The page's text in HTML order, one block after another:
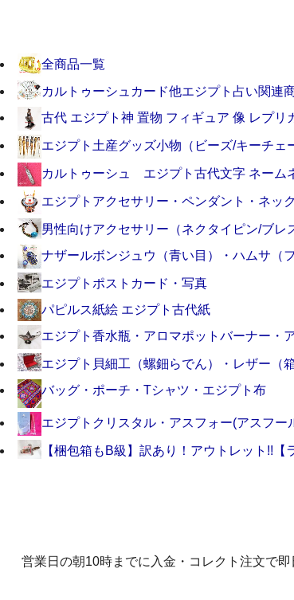
全商品一覧
カルトゥーシュカード他エジプト占い関連
古代 エジプト神 置物 フィギュア 像 レプリ
エジプト土産グッズ小物（ビーズ/キーチェ
カルトゥーシュ エジプト古代文字 ネーム
エジプトアクセサリー・ペンダント・ネッ
男性向けアクセサリー（ネクタイピン/ブレ
ナザールボンジュウ（青い目）・ハムサ（
エジプトポストカード・写真
パピルス紙絵 エジプト古代紙
エジプト香水瓶・アロマポットバーナー・
エジプト貝細工（螺鈿らでん）・レザー（
バッグ・ポーチ・Tシャツ・エジプト布
エジプトクリスタル・アスフォー(アスフー
【梱包箱もB級】訳あり！アウトレット!!【
営業日の朝10時までに入金・コレクト注文で